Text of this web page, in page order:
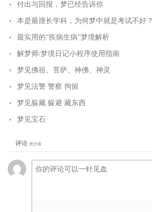
付出与回报，梦已经告诉你
本是最擅长学科，为何梦中就是考试不好？
最实用的“疾病生病”梦境解析
解梦师/梦境日记小程序使用指南
梦见佛祖、菩萨、神佛、神灵
梦见法警 警察 拘留
梦见躲藏 躲避 藏东西
梦见宝石
评论 抢沙发